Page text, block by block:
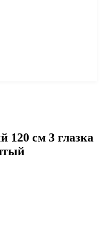
120 см 3 глазка